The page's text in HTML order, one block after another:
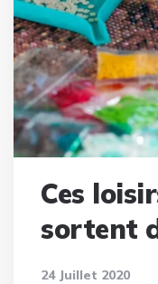
Ces
sortent
24 Juillet 2020